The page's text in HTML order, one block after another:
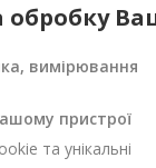
Червона
з тортом
побачення
обробку
вимірювання
пристрої
та унікальні